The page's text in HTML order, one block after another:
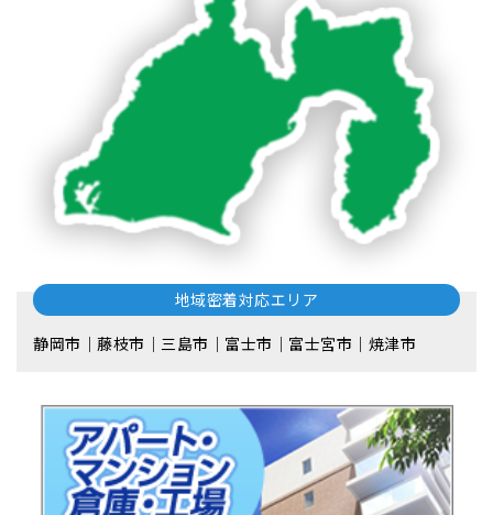
地域密着対応エリア
静岡市｜藤枝市｜三島市｜富士市｜富士宮市｜焼津市